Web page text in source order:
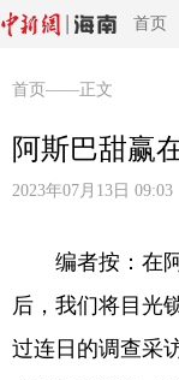
首页
首页 ——正文
阿斯巴甜赢
2023年07月13日
编者按：在阿
后，我们将目光
过连日的调查采